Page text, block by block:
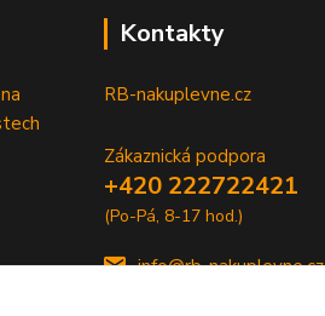
Kontakty
RB-nakuplevne.cz
Zákaznická podpora
+420 222722421
(Po-Pá, 8-17 hod.)
info@rb-nakuplevne.cz